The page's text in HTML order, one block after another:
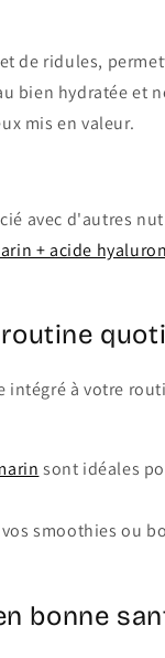
de ridules,
bien hydratée et
mis en valeur.
avec d'autres
+ acide
intégré à votre
sont idéales
smoothies ou
bonne